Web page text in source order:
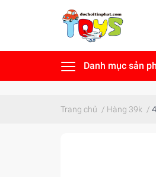
Danh mục sản
Trang chủ / Hàng 39k /